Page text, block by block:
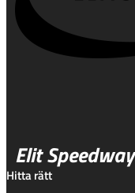
Elit Speedway
Hitta rätt